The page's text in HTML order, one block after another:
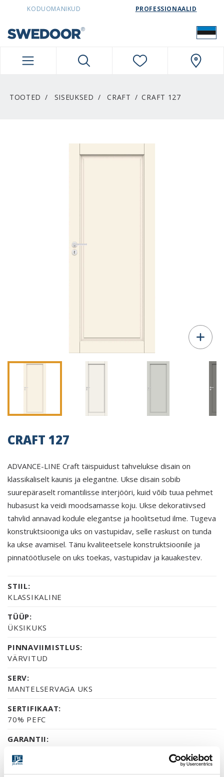
SWEDOORESTONIA NAVIGATION
KODUOMANIKUD PROFESSIONAALID
TOOTED SISEUKSED CRAFT CRAFT 127
CRAFT 127
ADVANCE-LINE Craft täispuidust tahvelukse disain on
klassikaliselt kaunis ja elegantne. Ukse disain sobib
suurepäraselt romantilisse interjööri, kuid võib tuua pehmet
hubasust ka veidi moodsamasse koju. Ukse dekoratiivsed
tahvlid annavad kodule elegantse ja hoolitsetud ilme. Tugeva
konstruktsiooniga uks on vastupidav, selle raskust on tunda
ka ukse avamisel. Tänu kvaliteetsele konstruktsioonile ja
pinnatöötlusele on uks toekas, vastupidav ja kauakestev.
STIIL:
KLASSIKALINE
TÜÜP:
ÜKSIKUKS
PINNAVIIMISTLUS:
VÄRVITUD
SERV:
MANTELSERVAGA UKS
SERTIFIKAAT:
70% PEFC
GARANTII: